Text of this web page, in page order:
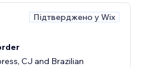
Підтверджено у Wix
CJ and Brazilian